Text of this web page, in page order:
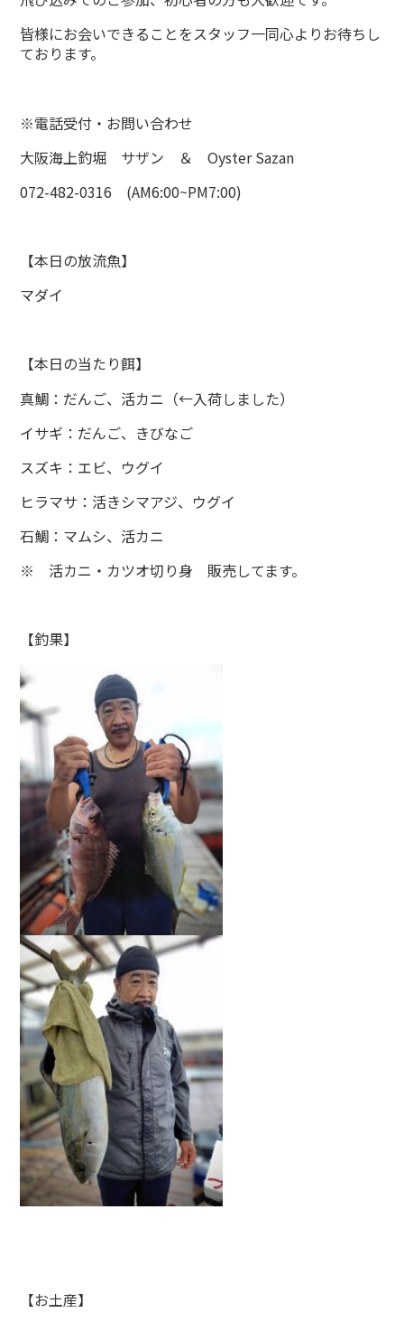
皆様にお会いできることをスタッフ一同心よりお待ちし
ております。
※電話受付・お問い合わせ
大阪海上釣堀 サザン ＆ Oyster Sazan
072-482-0316 (AM6:00~PM7:00)
【本日の放流魚】
マダイ
【本日の当たり餌】
真鯛：だんご、活カニ（←入荷しました）
イサギ：だんご、きびなご
スズキ：エビ、ウグイ
ヒラマサ：活きシマアジ、ウグイ
石鯛：マムシ、活カニ
※ 活カニ・カツオ切り身 販売してます。
【釣果】
【お土産】